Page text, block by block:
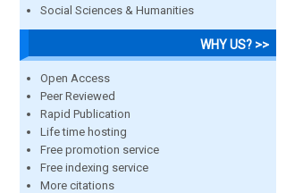
Social Sciences & Humanities
WHY US? >>
Open Access
Peer Reviewed
Rapid Publication
Life time hosting
Free promotion service
Free indexing service
More citations